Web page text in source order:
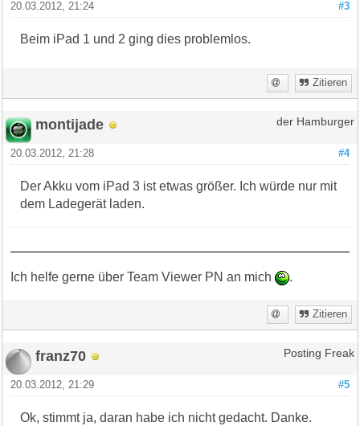
#3
20.03.2012, 21:24
Beim iPad 1 und 2 ging dies problemlos.
Zitieren
montijade der Hamburger
#4
20.03.2012, 21:28
Der Akku vom iPad 3 ist etwas größer. Ich würde nur mit
dem Ladegerät laden.
Ich helfe gerne über Team Viewer PN an mich .
Zitieren
franz70 Posting Freak
#5
20.03.2012, 21:29
Ok, stimmt ja, daran habe ich nicht gedacht. Danke.